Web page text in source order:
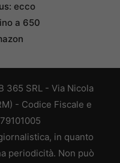
ecco
a 650
365 SRL - Via Nicola
- Codice Fiscale e
in quanto
periodicità. Non può